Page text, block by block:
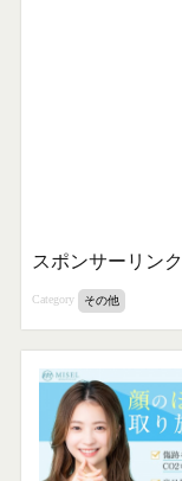
スポンサーリンク
Category その他